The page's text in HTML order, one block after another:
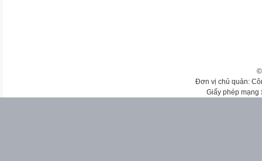
Đơn vị chủ quản:
Giấy phép mạng